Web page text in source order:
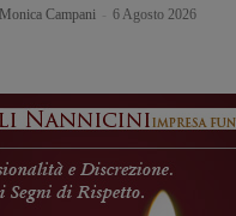
Monica Campani 6 Agosto 2026